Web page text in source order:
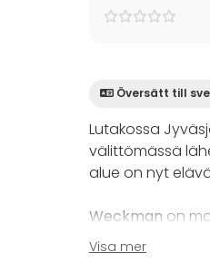
Översätt till
Lutakossa
välittömässä
alue on nyt
Weckman on
esimerkiksi
hyvin tiimin
Visa mer